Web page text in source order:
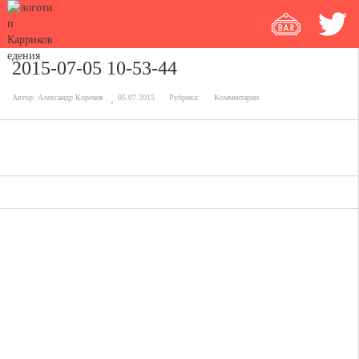
2015-07-05 10-53-44
Автор: Александр Коренев 05.07.2015 Рубрика: Комментарии